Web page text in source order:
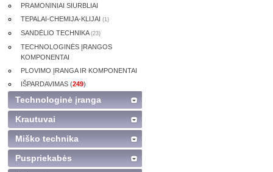
PRAMONINIAI SIURBLIAI
TEPALAI-CHEMIJA-KLIJAI (1)
SANDĖLIO TECHNIKA (23)
TECHNOLOGINĖS ĮRANGOS
KOMPONENTAI
PLOVIMO ĮRANGA IR KOMPONENTAI
IŠPARDAVIMAS (249)
Technologinė įranga
Krautuvai
Miško technika
Puspriekabės